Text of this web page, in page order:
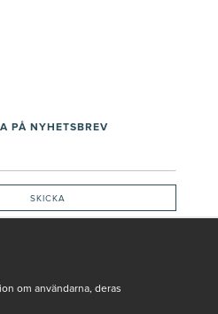
PÅ NYHETSBREV
om användarna, deras